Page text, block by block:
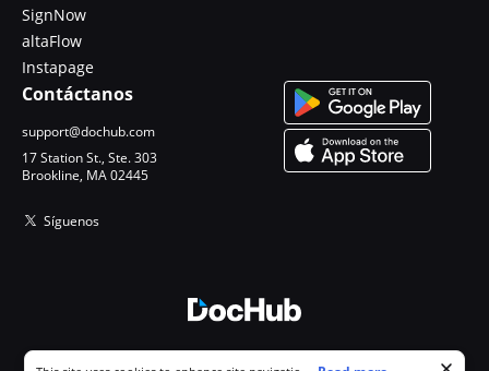
SignNow
altaFlow
Instapage
Contáctanos
support@dochub.com
17 Station St., Ste. 303
Brookline, MA 02445
Síguenos